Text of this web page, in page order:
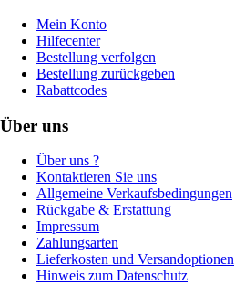
Mein Konto
Hilfecenter
Bestellung verfolgen
Bestellung zurückgeben
Rabattcodes
Über uns
Über uns ?
Kontaktieren Sie uns
Allgemeine Verkaufsbedingungen
Rückgabe & Erstattung
Impressum
Zahlungsarten
Lieferkosten und Versandoptionen
Hinweis zum Datenschutz